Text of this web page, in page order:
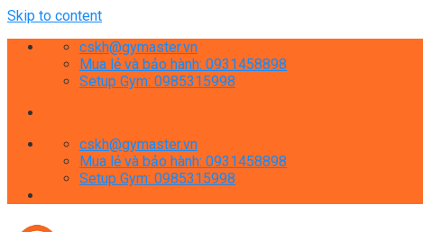
Skip to content
cskh@gymaster.vn
Mua lẻ và bảo hành: 0931458898
Setup Gym: 0985315998
cskh@gymaster.vn
Mua lẻ và bảo hành: 0931458898
Setup Gym: 0985315998